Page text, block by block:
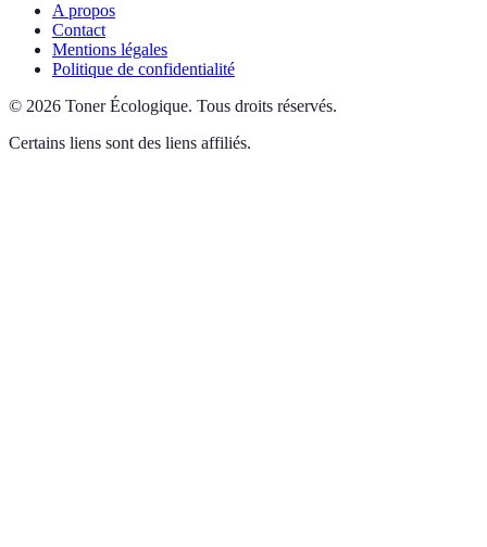
A propos
Contact
Mentions légales
Politique de confidentialité
© 2026 Toner Écologique. Tous droits réservés.
Certains liens sont des liens affiliés.